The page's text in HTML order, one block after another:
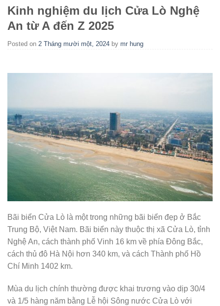
Kinh nghiệm du lịch Cửa Lò Nghệ
An từ A đến Z 2025
Posted on 2 Tháng mười một, 2024 by mr hung
Bãi biển Cửa Lò là một trong những bãi biển đẹp ở Bắc
Trung Bộ, Việt Nam. Bãi biển này thuộc thị xã Cửa Lò, tỉnh
Nghệ An, cách thành phố Vinh 16 km về phía Đông Bắc,
cách thủ đô Hà Nội hơn 340 km, và cách Thành phố Hồ
Chí Minh 1402 km.
Mùa du lịch chính thường được khai trương vào dịp 30/4
và 1/5 hàng năm bằng Lễ hội Sông nước Cửa Lò với